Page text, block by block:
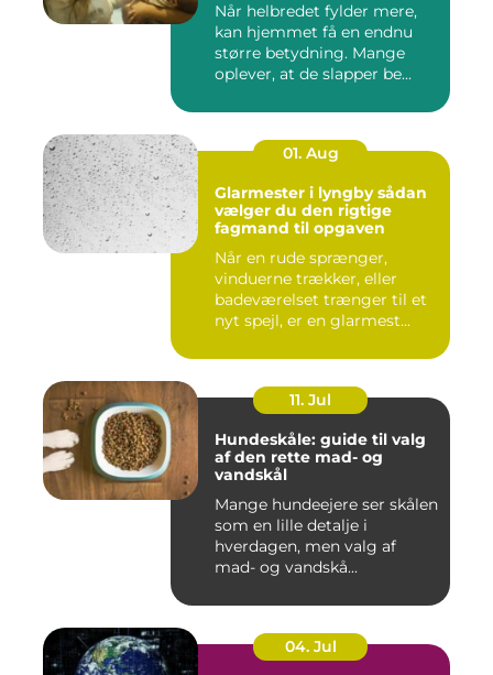
Når helbredet fylder mere,
kan hjemmet få en endnu
større betydning. Mange
oplever, at de slapper be...
01. Aug
Glarmester i lyngby sådan
vælger du den rigtige
fagmand til opgaven
Når en rude sprænger,
vinduerne trækker, eller
badeværelset trænger til et
nyt spejl, er en glarmest...
11. Jul
Hundeskåle: guide til valg
af den rette mad- og
vandskål
Mange hundeejere ser skålen
som en lille detalje i
hverdagen, men valg af
mad- og vandskå...
04. Jul